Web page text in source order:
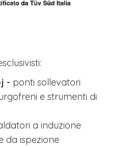
- ponti sollevatori
e strumenti di
a induzione
da ispezione